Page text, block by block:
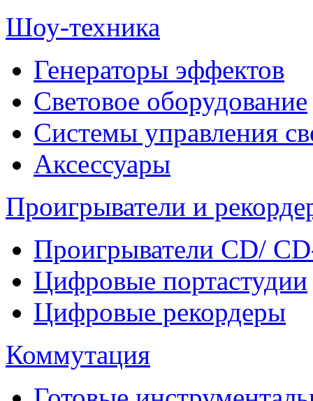
Шоу-техника
Генераторы эффектов
Световое оборудование
Системы управления
Аксессуары
Проигрыватели и
Проигрыватели CD/
Цифровые портастудии
Цифровые рекордеры
Коммутация